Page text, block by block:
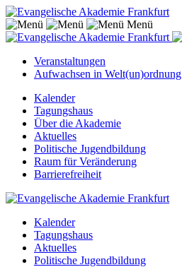
Menü
Veranstaltungen
Aufwachsen in Welt(un)ordnung
Kalender
Tagungshaus
Über die Akademie
Aktuelles
Politische Jugendbildung
Raum für Veränderung
Barrierefreiheit
Kalender
Tagungshaus
Aktuelles
Politische Jugendbildung